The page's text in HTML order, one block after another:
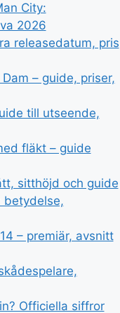
City:
2026
releasedatum, pris
– guide, priser,
till utseende,
fläkt – guide
sitthöjd och guide
betydelse,
– premiär, avsnitt
Officiella siffror